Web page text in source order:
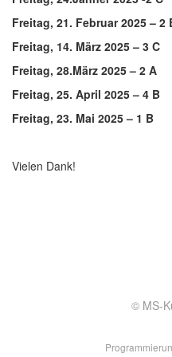
Freitag, 21. Februar 2025 – 2
Freitag, 14. März 2025 – 3 C
Freitag, 28.März 2025 – 2 A
Freitag, 25. April 2025 – 4 B
Freitag, 23. Mai 2025 – 1 B
Vielen Dank!
© MS-